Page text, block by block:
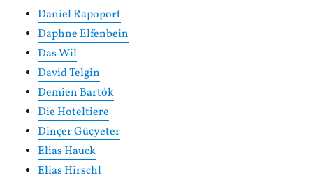
Daniel Rapoport
Daphne Elfenbein
Das Wil
David Telgin
Demien Bartók
Die Hoteltiere
Dinçer Güçyeter
Elias Hauck
Elias Hirschl